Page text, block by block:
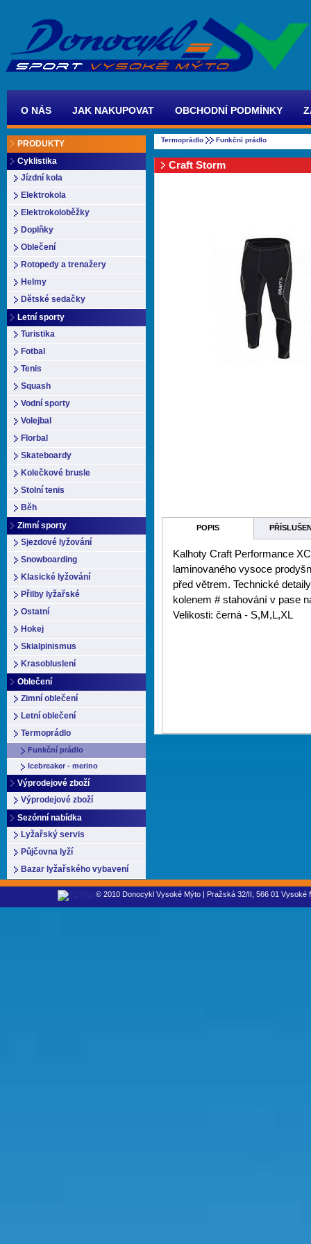
O NÁS JAK NAKUPOVAT OBCHODNÍ PODMÍNKY
PRODUKTY
Cyklistika
Jízdní kola
Elektrokola
Elektrokoloběžky
Doplňky
Oblečení
Rotopedy a trenažery
Helmy
Dětské sedačky
Letní sporty
Turistika
Fotbal
Tenis
Squash
Vodní sporty
Volejbal
Florbal
Skateboardy
Kolečkové brusle
Stolní tenis
Běh
Zimní sporty
Sjezdové lyžování
Snowboarding
Klasické lyžování
Přilby lyžařské
Ostatní
Hokej
Skialpinismus
Krasobluslení
Oblečení
Zimní oblečení
Letní oblečení
Termoprádlo
Funkční prádlo
Icebreaker - merino
Výprodejové zboží
Výprodejové zboží
Sezónní nabídka
Lyžařský servis
Půjčovna lyží
Bazar lyžařského vybavení
Termoprádlo Funkční prádlo
Craft Storm
POPIS
Kalhoty Craft Performance
laminovaného vysoce
před větrem. Technické
kolenem # stahování v pase
Velikosti: černá - S,M,L,XL
© 2010 Donocykl Vysoké Mýto | Pražská 32/II, 566 01 Vysoké